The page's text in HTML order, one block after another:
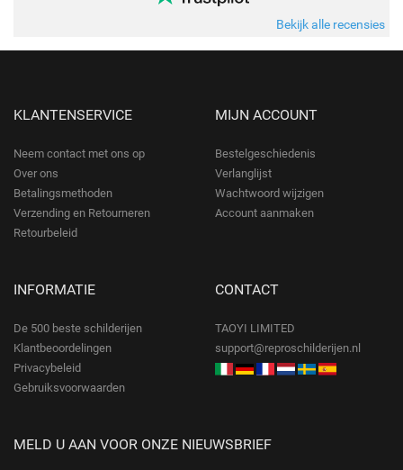
Bekijk alle recensies
KLANTENSERVICE
Neem contact met ons op
Over ons
Betalingsmethoden
Verzending en Retourneren
Retourbeleid
MIJN ACCOUNT
Bestelgeschiedenis
Verlanglijst
Wachtwoord wijzigen
Account aanmaken
INFORMATIE
De 500 beste schilderijen
Klantbeoordelingen
Privacybeleid
Gebruiksvoorwaarden
CONTACT
TAOYI LIMITED
support@reproschilderijen.nl
MELD U AAN VOOR ONZE NIEUWSBRIEF